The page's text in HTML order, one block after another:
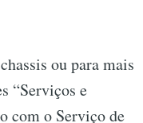
ou para mais
“Serviços e
com o Serviço de